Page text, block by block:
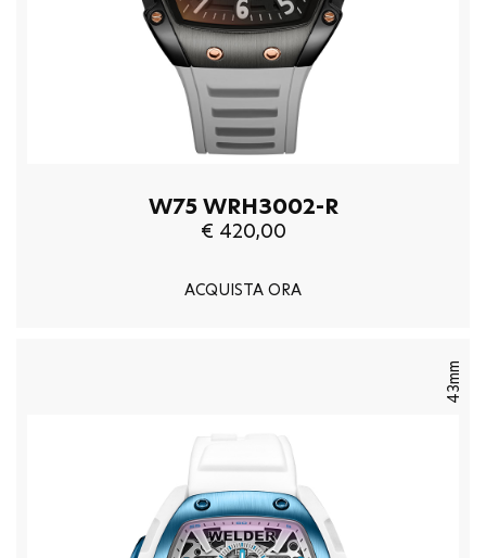
W75 WRH3002-R
€ 420,00
ACQUISTA ORA
43mm